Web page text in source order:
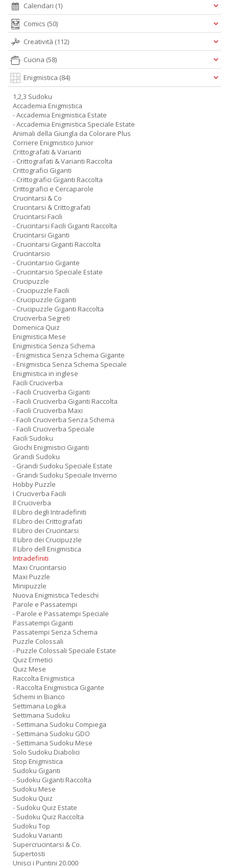
Calendari (1)
Comics (50)
Creatività (112)
Cucina (58)
Enigmistica (84)
1,2,3 Sudoku
Accademia Enigmistica
- Accademia Enigmistica Estate
- Accademia Enigmistica Speciale Estate
Animali della Giungla da Colorare Plus
Corriere Enigmistico Junior
Crittografati & Varianti
- Crittografati & Varianti Raccolta
Crittografici Giganti
- Crittografici Giganti Raccolta
Crittografici e Cercaparole
Crucintarsi & Co
Crucintarsi & Crittografati
Crucintarsi Facili
- Crucintarsi Facili Giganti Raccolta
Crucintarsi Giganti
- Crucintarsi Giganti Raccolta
Crucintarsio
- Crucintarsio Gigante
- Crucintarsio Speciale Estate
Crucipuzzle
- Crucipuzzle Facili
- Crucipuzzle Giganti
- Crucipuzzle Giganti Raccolta
Cruciverba Segreti
Domenica Quiz
Enigmistica Mese
Enigmistica Senza Schema
- Enigmistica Senza Schema Gigante
- Enigmistica Senza Schema Speciale
Enigmistica in inglese
Facili Cruciverba
- Facili Cruciverba Giganti
- Facili Cruciverba Giganti Raccolta
- Facili Cruciverba Maxi
- Facili Cruciverba Senza Schema
- Facili Cruciverba Speciale
Facili Sudoku
Giochi Enigmistici Giganti
Grandi Sudoku
- Grandi Sudoku Speciale Estate
- Grandi Sudoku Speciale Inverno
Hobby Puzzle
I Cruciverba Facili
Il Cruciverba
Il Libro degli Intradefiniti
Il Libro dei Crittografati
Il Libro dei Crucintarsi
Il Libro dei Crucipuzzle
Il Libro dell Enigmistica
Intradefiniti
Maxi Crucintarsio
Maxi Puzzle
Minipuzzle
Nuova Enigmistica Tedeschi
Parole e Passatempi
- Parole e Passatempi Speciale
Passatempi Giganti
Passatempi Senza Schema
Puzzle Colossali
- Puzzle Colossali Speciale Estate
Quiz Ermetici
Quiz Mese
Raccolta Enigmistica
- Raccolta Enigmistica Gigante
Schemi in Bianco
Settimana Logika
Settimana Sudoku
- Settimana Sudoku Compiega
- Settimana Sudoku GDO
- Settimana Sudoku Mese
Solo Sudoku Diabolici
Stop Enigmistica
Sudoku Giganti
- Sudoku Giganti Raccolta
Sudoku Mese
Sudoku Quiz
- Sudoku Quiz Estate
- Sudoku Quiz Raccolta
Sudoku Top
Sudoku Varianti
Supercrucintarsi & Co.
Supertosti
Unisci i Puntini 20.000